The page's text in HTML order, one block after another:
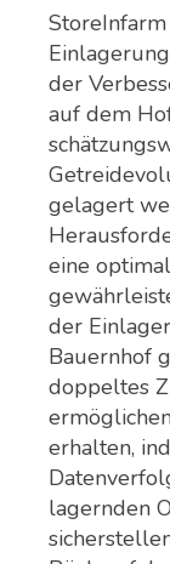
der
auf dem
gelagert
eine
der
Bauernhof
doppeltes
erhalten,
lagernden